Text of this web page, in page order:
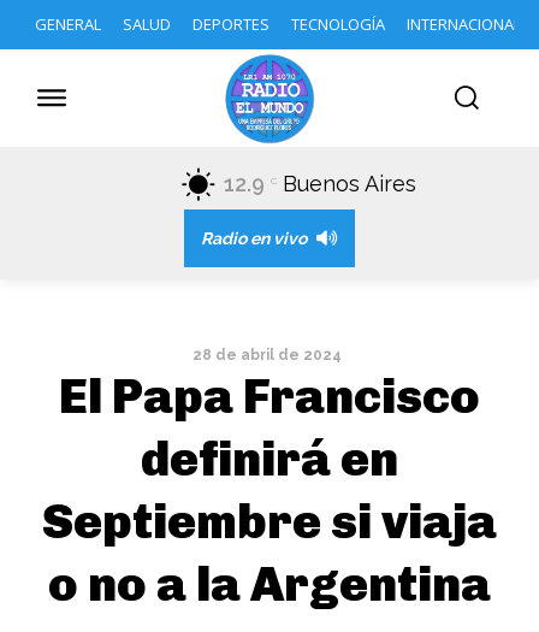
GENERAL SALUD DEPORTES TECNOLOGÍA INTERNACIONAL
12.9 C Buenos Aires
Radio en vivo
28 de abril de 2024
El Papa Francisco
definirá en
Septiembre si viaja
o no a la Argentina